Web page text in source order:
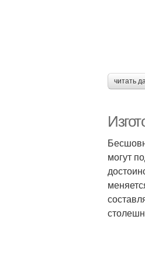
читать
могут